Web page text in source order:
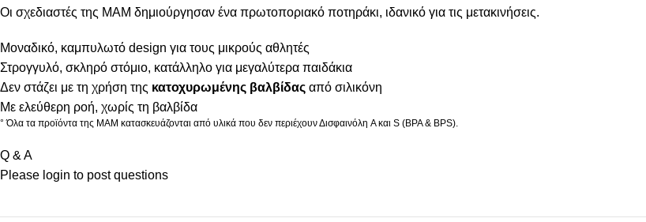
Οι σχεδιαστές της MAM δημιούργησαν ένα πρωτοποριακό ποτηράκι, ιδανικό για τις μετακινήσεις.
Μοναδικό, καμπυλωτό design για τους μικρούς αθλητές
Στρογγυλό, σκληρό στόμιο, κατάλληλο για μεγαλύτερα παιδάκια
Δεν στάζει με τη χρήση της κατοχυρωμένης βαλβίδας από σιλικόνη
Με ελεύθερη ροή, χωρίς τη βαλβίδα
° Όλα τα προϊόντα της MAM κατασκευάζονται από υλικά που δεν περιέχουν Δισφαινόλη A και S (BPA & BPS).
Q & A
Please login to post questions